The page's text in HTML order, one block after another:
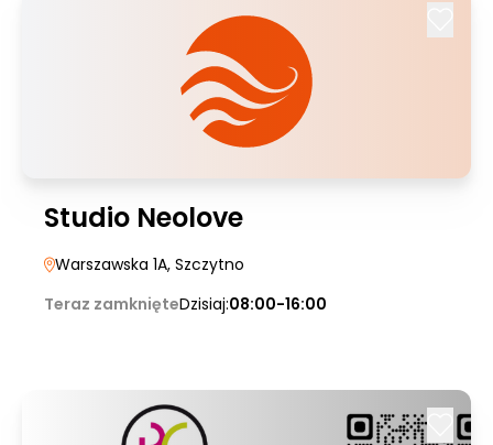
Studio Neolove
Warszawska 1A, Szczytno
Teraz zamknięteDzisiaj:08:00-16:00